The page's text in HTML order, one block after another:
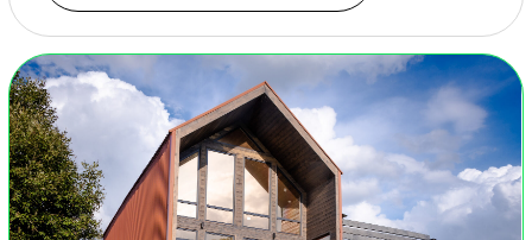
Бесплатный горячий душ,
холодная и горячая
питьевая вода, розетки,
зарядки для гаджетов,
комната матери и ребенка,
а также вся
инфраструктура арт-
кэмпа — для ваших гостей,
проживающих
в палаточном лагере.